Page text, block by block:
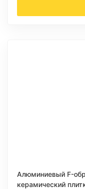
Алюминиевый F-
керамический